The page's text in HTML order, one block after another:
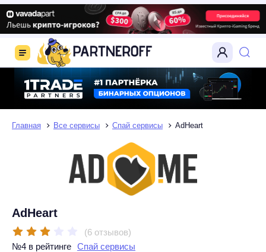
Главная Все сервисы Спай сервисы AdHeart
AdHeart
(6 отзывов)
№4 в рейтинге Спай сервисы